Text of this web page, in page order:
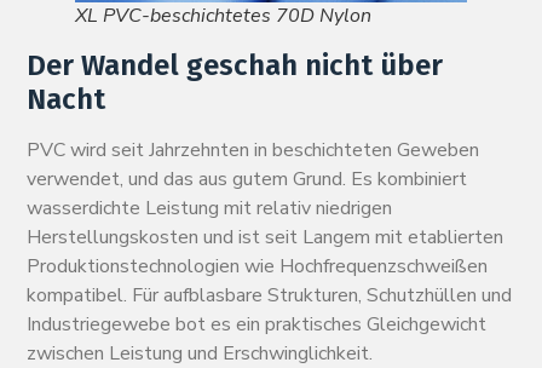
XL PVC-beschichtetes 70D Nylon
Der Wandel geschah nicht über
Nacht
PVC wird seit Jahrzehnten in beschichteten Geweben
verwendet, und das aus gutem Grund. Es kombiniert
wasserdichte Leistung mit relativ niedrigen
Herstellungskosten und ist seit Langem mit etablierten
Produktionstechnologien wie Hochfrequenzschweißen
kompatibel. Für aufblasbare Strukturen, Schutzhüllen und
Industriegewebe bot es ein praktisches Gleichgewicht
zwischen Leistung und Erschwinglichkeit.